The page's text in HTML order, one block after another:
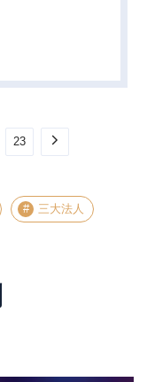
23
三大法人